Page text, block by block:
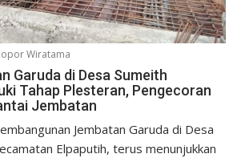
Wiratama
Garuda di Desa Sumeith
Tahap Plesteran, Pengecoran
Jembatan
Jembatan Garuda di Desa
Elpaputih, terus menunjukkan